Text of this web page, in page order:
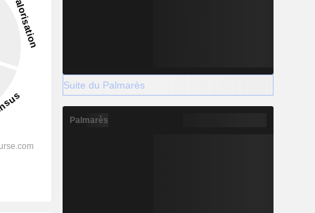
Suite du Palmarès
Palmarès